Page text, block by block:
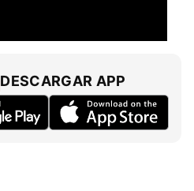
DESCARGAR APP